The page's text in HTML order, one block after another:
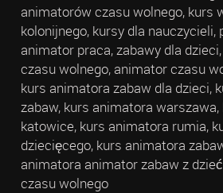
animatorów czasu wolnego, kurs
kolonijnego, kursy dla nauczycieli,
animator praca, zabawy dla
czasu wolnego, animator czasu
kurs animatora zabaw dla dzieci,
zabaw, kurs animatora
katowice, kurs animatora rumia,
dziecięcego, kurs animatora
animatora animator zabaw z
czasu wolnego